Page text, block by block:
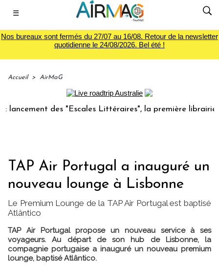
☰
Nos bureaux sont fermés du 27/07 au 16/08. Retour de la newsletter
quotidienne le 24/08/2026. Bel été !
Accueil > AirMaG
des "Escales Littéraires", la première librairie du
TAP Air Portugal a inauguré un
nouveau lounge à Lisbonne
Le Premium Lounge de la TAP Air Portugal est baptisé
Atlântico
TAP Air Portugal propose un nouveau service à ses
voyageurs. Au départ de son hub de Lisbonne, la
compagnie portugaise a inauguré un nouveau premium
lounge, baptisé Atlântico.